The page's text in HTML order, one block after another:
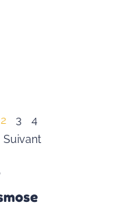
2 3
4
Suivant